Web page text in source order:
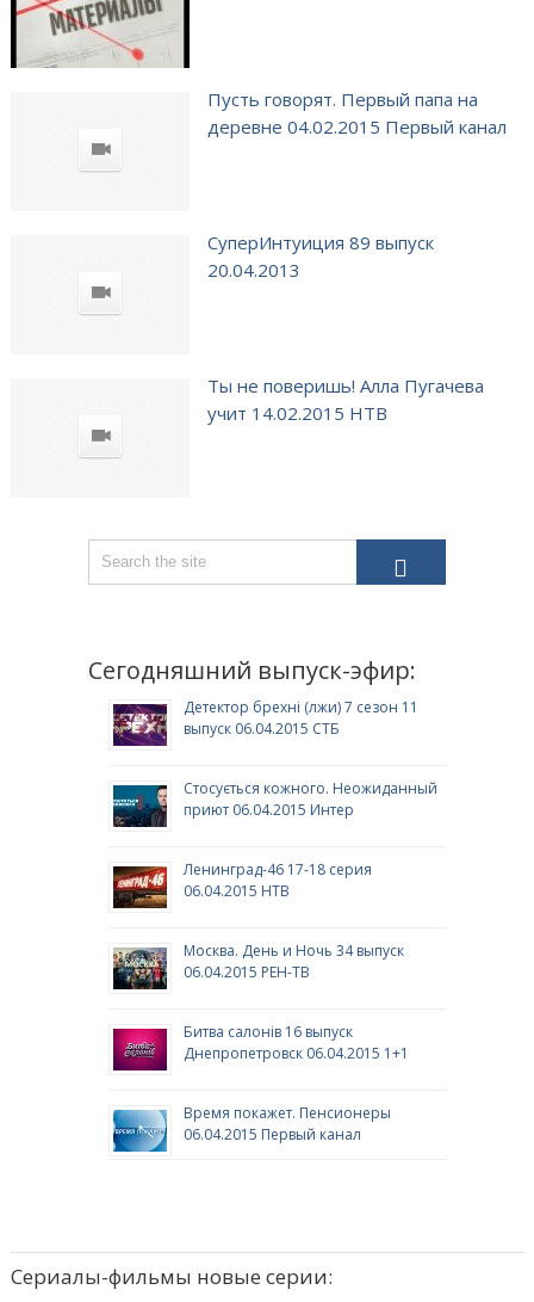
Пусть говорят. Первый папа на
деревне 04.02.2015 Первый канал
СуперИнтуиция 89 выпуск
20.04.2013
Ты не поверишь! Алла Пугачева
учит 14.02.2015 НТВ
Сегодняшний выпуск-эфир:
Детектор брехні (лжи) 7 сезон 11
выпуск 06.04.2015 СТБ
Стосується кожного. Неожиданный
приют 06.04.2015 Интер
Ленинград-46 17-18 серия
06.04.2015 НТВ
Москва. День и Ночь 34 выпуск
06.04.2015 РЕН-ТВ
Битва салонів 16 выпуск
Днепропетровск 06.04.2015 1+1
Время покажет. Пенсионеры
06.04.2015 Первый канал
Сериалы-фильмы новые серии: